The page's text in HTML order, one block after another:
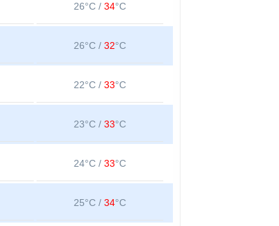
26°C /34°C
26°C /32°C
22°C /33°C
23°C /33°C
24°C /33°C
25°C /34°C